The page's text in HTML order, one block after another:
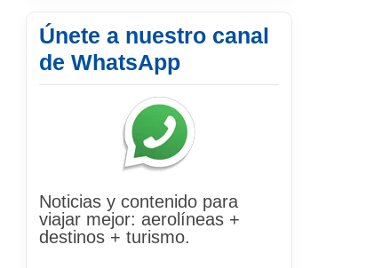
Únete a nuestro canal
de WhatsApp
Noticias y contenido para
viajar mejor: aerolíneas +
destinos + turismo.